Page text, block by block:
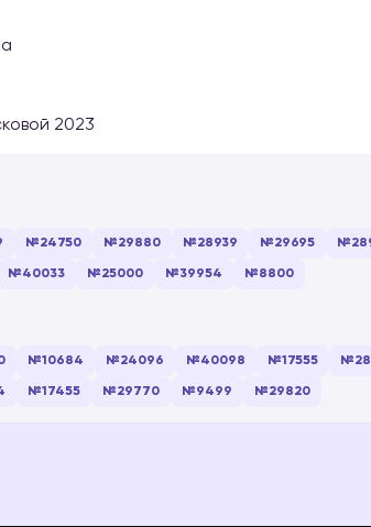
2023
№24750 №29880 №28939 №29695
№40033 №25000 №39954 №8800
№10684 №24096 №40098 №17555
№17455 №29770 №9499 №29820